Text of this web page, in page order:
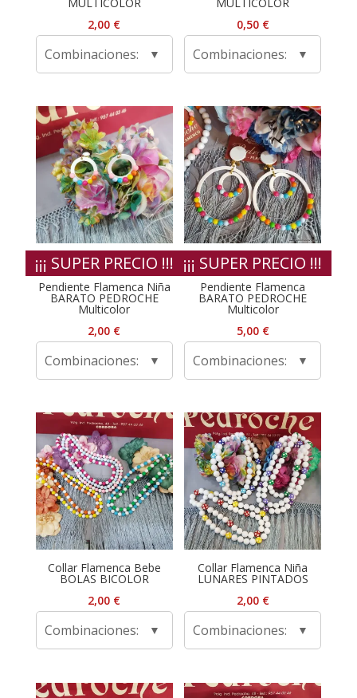
2,00 €
Combinaciones:
0,50 €
Combinaciones:
¡¡¡ SUPER PRECIO !!!
Pendiente Flamenca Niña
BARATO PEDROCHE
Multicolor
2,00 €
Combinaciones:
¡¡¡ SUPER PRECIO !!!
Pendiente Flamenca
BARATO PEDROCHE
Multicolor
5,00 €
Combinaciones:
Collar Flamenca Bebe
BOLAS BICOLOR
2,00 €
Combinaciones:
Collar Flamenca Niña
LUNARES PINTADOS
2,00 €
Combinaciones: